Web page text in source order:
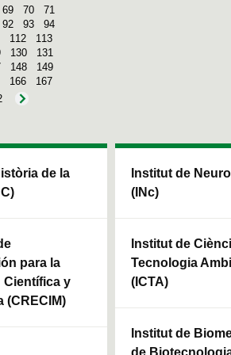
69
70
71
92
93
94
112
113
130
131
148
149
166
167
de la
para la
y
(CRECIM)
Institut de
(INc)
Institut de
Tecnologia
(ICTA)
Institut de
de